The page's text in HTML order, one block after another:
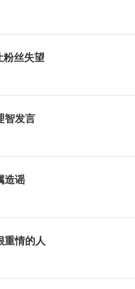
粉丝失望
智发言
造谣
重情的人